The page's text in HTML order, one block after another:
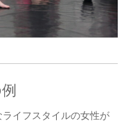
イフスタイルの女性が